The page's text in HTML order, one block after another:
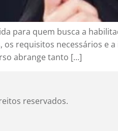
para quem busca a
requisitos necessários e
abrange tanto […]
reservados.